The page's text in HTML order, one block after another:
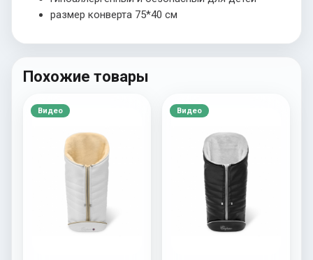
размер конверта 75*40 см
Похожие товары
Видео Видео